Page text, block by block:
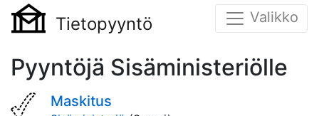
Tietopyyntö Valikko
Pyyntöjä Sisäministeriölle
Maskitus